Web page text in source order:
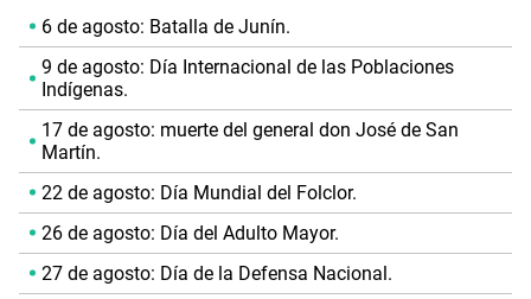
6 de agosto: Batalla de Junín.
9 de agosto: Día Internacional de las Poblaciones
Indígenas.
17 de agosto: muerte del general don José de San
Martín.
22 de agosto: Día Mundial del Folclor.
26 de agosto: Día del Adulto Mayor.
27 de agosto: Día de la Defensa Nacional.